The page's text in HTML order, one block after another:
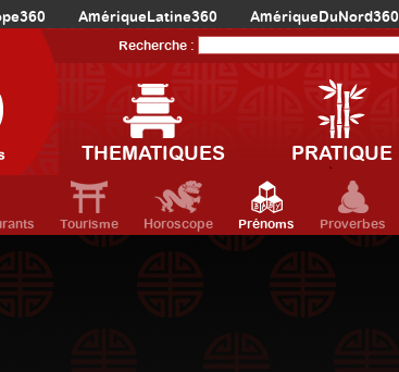
AmériqueLatine360 AmériqueDuNord360
Recherche :
THEMATIQUES PRATIQUE
Tourisme Horoscope Prénoms Proverbes